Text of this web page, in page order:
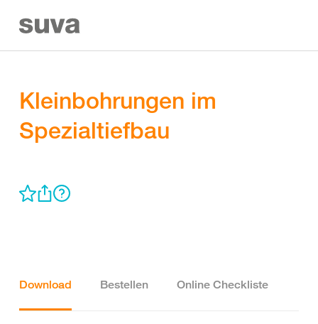
Kleinbohrungen im
Spezialtiefbau
Download Bestellen Online Checkliste